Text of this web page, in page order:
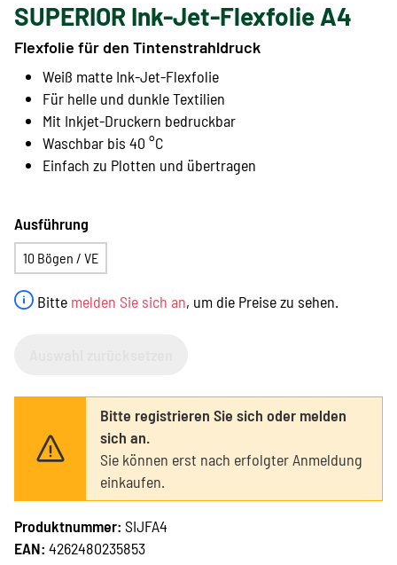
SUPERIOR Ink-Jet-Flexfolie A4
Flexfolie für den Tintenstrahldruck
Weiß matte Ink-Jet-Flexfolie
Für helle und dunkle Textilien
Mit Inkjet-Druckern bedruckbar
Waschbar bis 40 °C
Einfach zu Plotten und übertragen
Bitte melden Sie sich an, um die Preise zu sehen.
Ausführung
10 Bögen / VE
Bitte registrieren Sie sich oder melden
sich an.
Sie können erst nach erfolgter Anmeldung
einkaufen.
Produktnummer: SIJFA4
EAN: 4262480235853